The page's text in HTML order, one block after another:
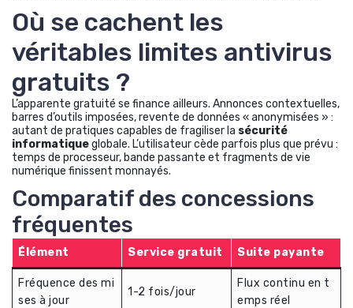
Où se cachent les
véritables limites antivirus
gratuits ?
L’apparente gratuité se finance ailleurs. Annonces contextuelles,
barres d’outils imposées, revente de données « anonymisées » :
autant de pratiques capables de fragiliser la sécurité
informatiqueglobale. L’utilisateur cède parfois plus que prévu :
temps de processeur, bande passante et fragments de vie
numérique finissent monnayés.
Comparatif des concessions
fréquentes
Élément Service gratuit Suite payante
Fréquence des mi
ses à jour
1-2 fois/jour
Flux continu en t
emps réel